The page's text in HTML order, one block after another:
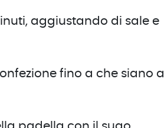
aggiustando di sale e
fino a che siano al